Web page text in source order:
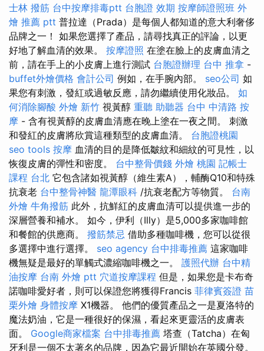
士林 撥筋 台中按摩排毒ptt 台胞證 效期 按摩師證照班 外
燴 推薦 ptt 普拉達（Prada）是每個人都知道的意大利奢侈
品牌之一！ 如果您選擇了產品，請尋找真正的評論，以更
好地了解血清的效果。 按摩證照 在塗在臉上的皮膚血清之
前，請在手上的小皮膚上進行測試 台胞證辦理 台中 推拿 -
buffet外燴價格 會計公司 例如，在手腕內部。 seo公司 如
果您有刺激，發紅或過敏反應，請勿繼續使用化妝品。 如
何消除腳酸 外燴 新竹 視黃醇 重聽 助聽器 台中 中清路 按
摩 - 含有視黃醇的皮膚血清應在晚上塗在一夜之間。 刺激
和發紅的皮膚將欣賞這種類型的皮膚血清。 台胞證桃園
seo tools 按摩 血清的目的是降低皺紋和細紋的可見性，以
恢復皮膚的彈性和密度。 台中整骨價錢 外燴 桃園 記帳士
課程 台北 它包含諸如視黃醇（維生素A），輔酶Q10和特殊
抗衰老 台中整骨神醫 龍潭眼科 /抗衰老配方等物質。 台南
外燴 牛角撥筋 此外，抗鮮紅的皮膚血清可以提供進一步的
深層營養和補水。 如今，伊利（Illy）是5,000多家咖啡館
和餐館的供應商。 撥筋禁忌 借助多種咖啡機，您可以從很
多選擇中進行選擇。 seo agency 台中排毒推薦 這家咖啡
機無疑是最好的單觸式濃縮咖啡機之一。 護照代辦 台中精
油按摩 台南 外燴 ptt 穴道按摩課程 但是，如果您是卡布奇
諾咖啡愛好者，則可以保證您將獲得Francis 菲律賓簽證 苗
栗外燴 身體按摩 X1機器。 他們的優質產品之一是夏洛特的
魔法奶​​油，它是一種很好的保濕，看起來更靈活的皮膚表
面。 Google商家檔案 台中排毒推薦 塔查（Tatcha）在匈
牙利是一個不太著名的品牌，因為它最近開始在英國分發。